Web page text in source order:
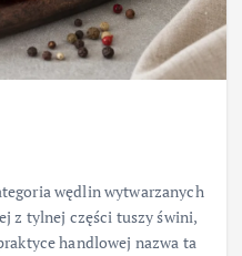
wędlin wytwarzanych
z tylnej części tuszy świni,
handlowej nazwa ta